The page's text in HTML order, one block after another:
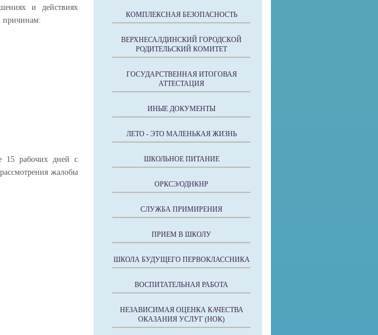
и действиях
причинам:
15 рабочих дней с
жалобы
КОМПЛЕКСНАЯ БЕЗОПАСНОСТЬ
ВЕРХНЕСАЛДИНСКИЙ ГОРОДСКОЙ
РОДИТЕЛЬСКИЙ КОМИТЕТ
ГОСУДАРСТВЕННАЯ ИТОГОВАЯ
АТТЕСТАЦИЯ
ИНЫЕ ДОКУМЕНТЫ
ЛЕТО - ЭТО МАЛЕНЬКАЯ ЖИЗНЬ
ШКОЛЬНОЕ ПИТАНИЕ
ОРКСЭ/ОДНКНР
СЛУЖБА ПРИМИРЕНИЯ
ПРИЕМ В ШКОЛУ
ШКОЛА БУДУЩЕГО ПЕРВОКЛАССНИКА
ВОСПИТАТЕЛЬНАЯ РАБОТА
НЕЗАВИСИМАЯ ОЦЕНКА КАЧЕСТВА
ОКАЗАНИЯ УСЛУГ (НОК)